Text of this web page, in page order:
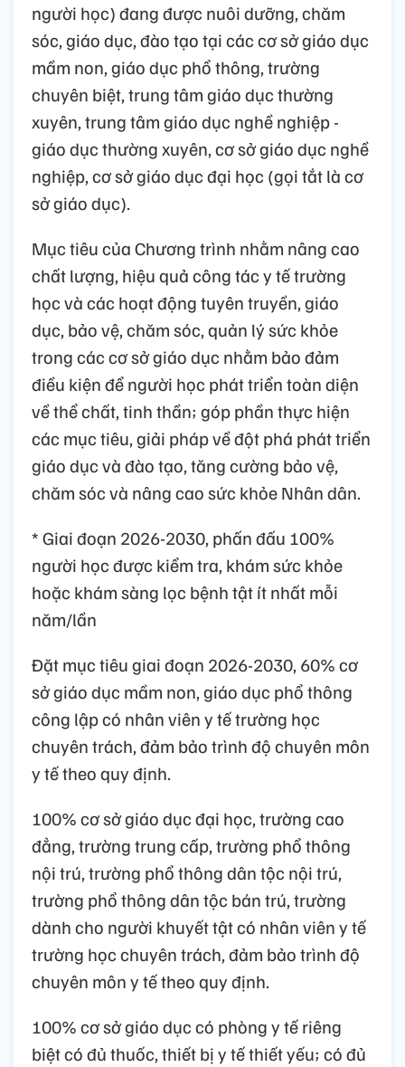
người học) đang được nuôi dưỡng, chăm
sóc, giáo dục, đào tạo tại các cơ sở giáo dục
mầm non, giáo dục phổ thông, trường
chuyên biệt, trung tâm giáo dục thường
xuyên, trung tâm giáo dục nghề nghiệp -
giáo dục thường xuyên, cơ sở giáo dục nghề
nghiệp, cơ sở giáo dục đại học (gọi tắt là cơ
sở giáo dục).
Mục tiêu của Chương trình nhằm nâng cao
chất lượng, hiệu quả công tác y tế trường
học và các hoạt động tuyên truyền, giáo
dục, bảo vệ, chăm sóc, quản lý sức khỏe
trong các cơ sở giáo dục nhằm bảo đảm
điều kiện để người học phát triển toàn diện
về thể chất, tinh thần; góp phần thực hiện
các mục tiêu, giải pháp về đột phá phát triển
giáo dục và đào tạo, tăng cường bảo vệ,
chăm sóc và nâng cao sức khỏe Nhân dân.
* Giai đoạn 2026-2030, phấn đấu 100%
người học được kiểm tra, khám sức khỏe
hoặc khám sàng lọc bệnh tật ít nhất mỗi
năm/lần
Đặt mục tiêu giai đoạn 2026-2030, 60% cơ
sở giáo dục mầm non, giáo dục phổ thông
công lập có nhân viên y tế trường học
chuyên trách, đảm bảo trình độ chuyên môn
y tế theo quy định.
100% cơ sở giáo dục đại học, trường cao
đẳng, trường trung cấp, trường phổ thông
nội trú, trường phổ thông dân tộc nội trú,
trường phổ thông dân tộc bán trú, trường
dành cho người khuyết tật có nhân viên y tế
trường học chuyên trách, đảm bảo trình độ
chuyên môn y tế theo quy định.
100% cơ sở giáo dục có phòng y tế riêng
biệt có đủ thuốc, thiết bị y tế thiết yếu; có đủ